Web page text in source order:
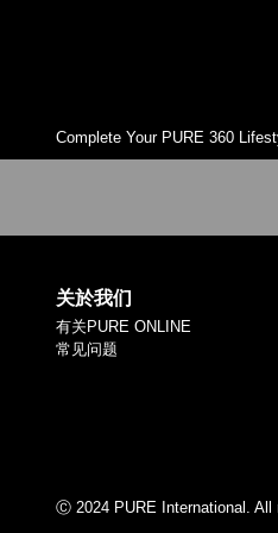
Complete Your PURE 360
关於我们
有关PURE ONLINE
常见问题
Ⓒ 2024 PURE International. All